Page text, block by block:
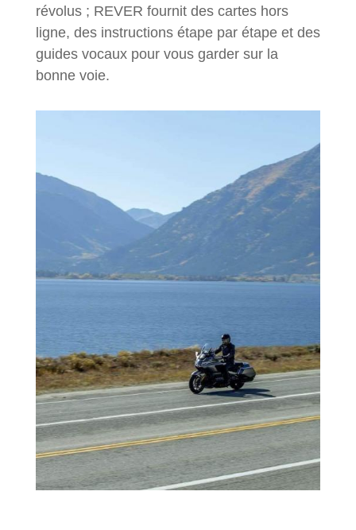
révolus ; REVER fournit des cartes hors
ligne, des instructions étape par étape et des
guides vocaux pour vous garder sur la
bonne voie.